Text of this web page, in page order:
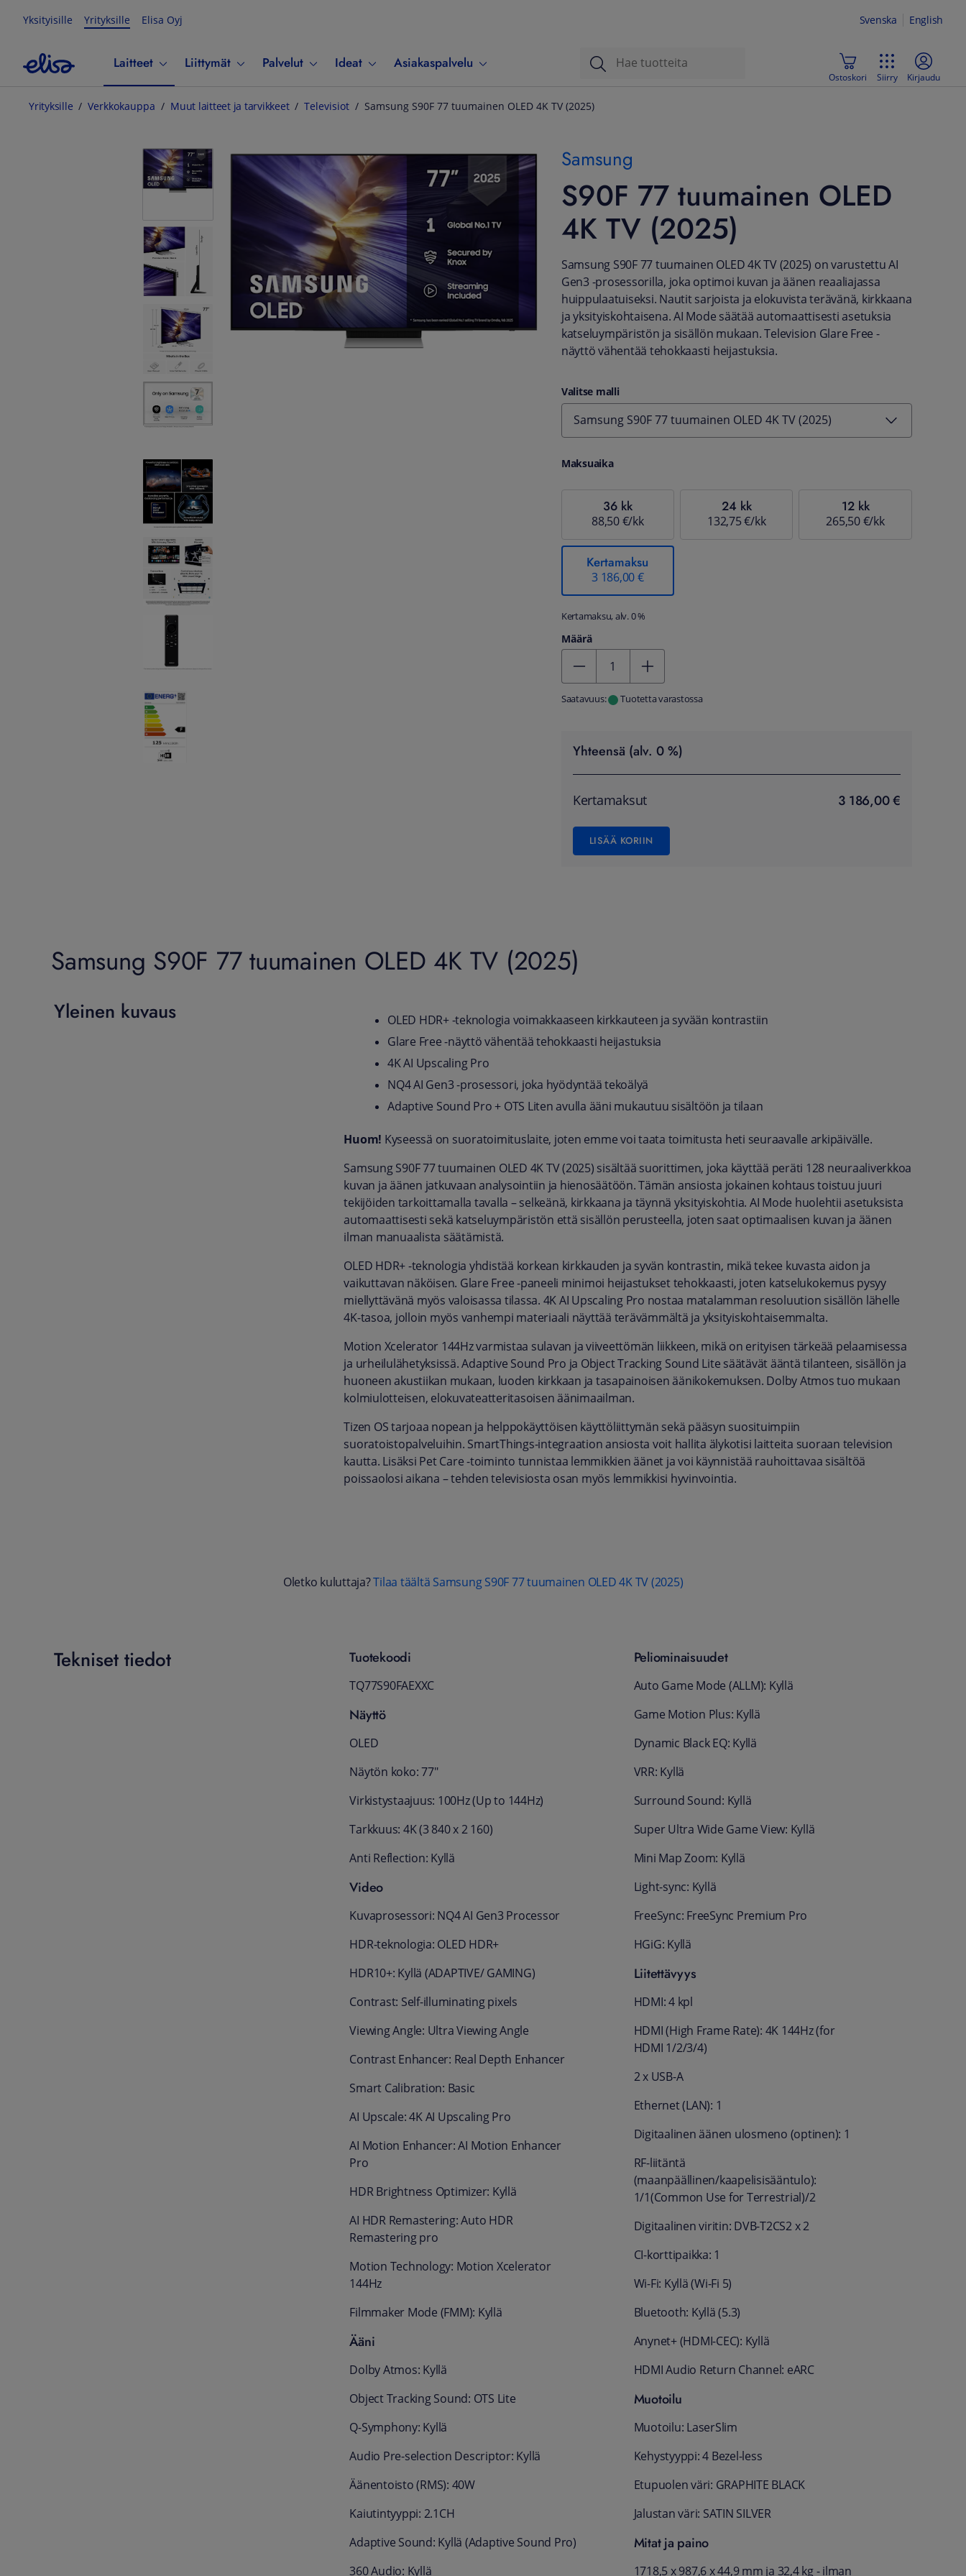
Yksityisille Yrityksille Elisa Oyj Svenska English
Laitteet Liittymät Palvelut Ideat Asiakaspalvelu
Ostoskori Siirry Kirjaudu
Yrityksille Verkkokauppa Muut laitteet ja tarvikkeet Televisiot Samsung S90F 77 tuumainen OLED 4K TV (2025)
Samsung
S90F 77 tuumainen OLED
4K TV (2025)
Samsung S90F 77 tuumainen OLED 4K TV (2025) on varustettu AI
Gen3 -prosessorilla, joka optimoi kuvan ja äänen reaaliajassa
huippulaatuiseksi. Nautit sarjoista ja elokuvista terävänä, kirkkaana
ja yksityiskohtaisena. AI Mode säätää automaattisesti asetuksia
katseluympäristön ja sisällön mukaan. Television Glare Free -
näyttö vähentää tehokkaasti heijastuksia.
Valitse malli
Samsung S90F 77 tuumainen OLED 4K TV (2025)
Maksuaika
36 kk
88,50 €/kk
24 kk
132,75 €/kk
12 kk
265,50 €/kk
Kertamaksu
3 186,00 €
Kertamaksu, alv. 0 %
Määrä
Saatavuus: Tuotetta varastossa
Yhteensä (alv. 0 %)
Kertamaksut 3 186,00 €
LISÄÄ KORIIN
Samsung S90F 77 tuumainen OLED 4K TV (2025)
Yleinen kuvaus
OLED HDR+ -teknologia voimakkaaseen kirkkauteen ja syvään kontrastiin
Glare Free -näyttö vähentää tehokkaasti heijastuksia
4K AI Upscaling Pro
NQ4 AI Gen3 -prosessori, joka hyödyntää tekoälyä
Adaptive Sound Pro + OTS Liten avulla ääni mukautuu sisältöön ja tilaan
Huom! Kyseessä on suoratoimituslaite, joten emme voi taata toimitusta heti seuraavalle arkipäivälle.
Samsung S90F 77 tuumainen OLED 4K TV (2025) sisältää suorittimen, joka käyttää peräti 128 neuraaliverkkoa
kuvan ja äänen jatkuvaan analysointiin ja hienosäätöön. Tämän ansiosta jokainen kohtaus toistuu juuri
tekijöiden tarkoittamalla tavalla – selkeänä, kirkkaana ja täynnä yksityiskohtia. AI Mode huolehtii asetuksista
automaattisesti sekä katseluympäristön että sisällön perusteella, joten saat optimaalisen kuvan ja äänen
ilman manuaalista säätämistä.
OLED HDR+ -teknologia yhdistää korkean kirkkauden ja syvän kontrastin, mikä tekee kuvasta aidon ja
vaikuttavan näköisen. Glare Free -paneeli minimoi heijastukset tehokkaasti, joten katselukokemus pysyy
miellyttävänä myös valoisassa tilassa. 4K AI Upscaling Pro nostaa matalamman resoluution sisällön lähelle
4K-tasoa, jolloin myös vanhempi materiaali näyttää terävämmältä ja yksityiskohtaisemmalta.
Motion Xcelerator 144Hz varmistaa sulavan ja viiveettömän liikkeen, mikä on erityisen tärkeää pelaamisessa
ja urheilulähetyksissä. Adaptive Sound Pro ja Object Tracking Sound Lite säätävät ääntä tilanteen, sisällön ja
huoneen akustiikan mukaan, luoden kirkkaan ja tasapainoisen äänikokemuksen. Dolby Atmos tuo mukaan
kolmiulotteisen, elokuvateatteritasoisen äänimaailman.
Tizen OS tarjoaa nopean ja helppokäyttöisen käyttöliittymän sekä pääsyn suosituimpiin
suoratoistopalveluihin. SmartThings-integraation ansiosta voit hallita älykotisi laitteita suoraan television
kautta. Lisäksi Pet Care -toiminto tunnistaa lemmikkien äänet ja voi käynnistää rauhoittavaa sisältöä
poissaolosi aikana – tehden televisiosta osan myös lemmikkisi hyvinvointia.
Oletko kuluttaja?Tilaa täältä Samsung S90F 77 tuumainen OLED 4K TV (2025)
Tekniset tiedot Tuotekoodi
TQ77S90FAEXXC
Näyttö
OLED
Näytön koko: 77"
Virkistystaajuus: 100Hz (Up to 144Hz)
Tarkkuus: 4K (3 840 x 2 160)
Anti Reflection: Kyllä
Video
Kuvaprosessori: NQ4 AI Gen3 Processor
HDR-teknologia: OLED HDR+
HDR10+: Kyllä (ADAPTIVE/ GAMING)
Contrast: Self-illuminating pixels
Viewing Angle: Ultra Viewing Angle
Contrast Enhancer: Real Depth Enhancer
Smart Calibration: Basic
AI Upscale: 4K AI Upscaling Pro
AI Motion Enhancer: AI Motion Enhancer
Pro
HDR Brightness Optimizer: Kyllä
AI HDR Remastering: Auto HDR
Remastering pro
Motion Technology: Motion Xcelerator
144Hz
Filmmaker Mode (FMM): Kyllä
Ääni
Dolby Atmos: Kyllä
Object Tracking Sound: OTS Lite
Q-Symphony: Kyllä
Audio Pre-selection Descriptor: Kyllä
Äänentoisto (RMS): 40W
Kaiutintyyppi: 2.1CH
Adaptive Sound: Kyllä (Adaptive Sound Pro)
360 Audio: Kyllä
Peliominaisuudet
Auto Game Mode (ALLM): Kyllä
Game Motion Plus: Kyllä
Dynamic Black EQ: Kyllä
VRR: Kyllä
Surround Sound: Kyllä
Super Ultra Wide Game View: Kyllä
Mini Map Zoom: Kyllä
Light-sync: Kyllä
FreeSync: FreeSync Premium Pro
HGiG: Kyllä
Liitettävyys
HDMI: 4 kpl
HDMI (High Frame Rate): 4K 144Hz (for
HDMI 1/2/3/4)
2 x USB-A
Ethernet (LAN): 1
Digitaalinen äänen ulosmeno (optinen): 1
RF-liitäntä
(maanpäällinen/kaapelisisääntulo):
1/1(Common Use for Terrestrial)/2
Digitaalinen viritin: DVB-T2CS2 x 2
CI-korttipaikka: 1
Wi-Fi: Kyllä (Wi-Fi 5)
Bluetooth: Kyllä (5.3)
Anynet+ (HDMI-CEC): Kyllä
HDMI Audio Return Channel: eARC
Muotoilu
Muotoilu: LaserSlim
Kehystyyppi: 4 Bezel-less
Etupuolen väri: GRAPHITE BLACK
Jalustan väri: SATIN SILVER
Mitat ja paino
1718,5 x 987,6 x 44,9 mm ja 32,4 kg - ilman